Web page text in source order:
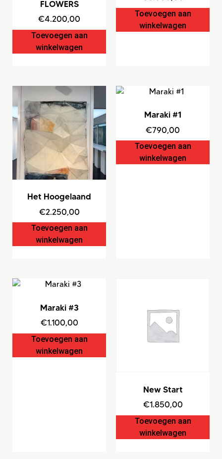
FLOWERS
€4.200,00
Toevoegen aan
winkelwagen
Toevoegen aan
winkelwagen
Het Hoogelaand
€2.250,00
Toevoegen aan
winkelwagen
Maraki #1
€790,00
Toevoegen aan
winkelwagen
Maraki #3
€1.100,00
Toevoegen aan
winkelwagen
New Start
€1.850,00
Toevoegen aan
winkelwagen